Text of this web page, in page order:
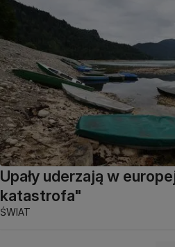
Upały uderzają w
katastrofa"
ŚWIAT